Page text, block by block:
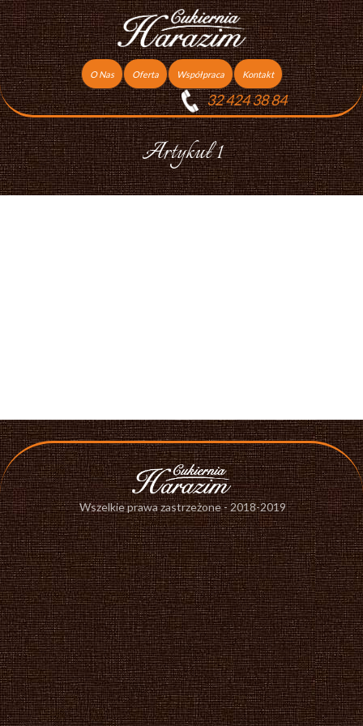
Wszelkie prawa zastrzeżone - 2018-2019
Artykuł 1
O Nas Oferta
Torty
Ciasta
Ciasteczka
Ciasta Świąteczne
Współpraca
Praca
Kontakt
32 424 38 84